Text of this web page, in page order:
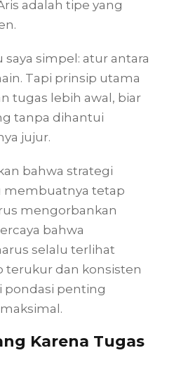
adalah tipe yang
simpel: atur antara
Tapi prinsip utama
tugas lebih awal, biar
tanpa dihantui
jujur.
bahwa strategi
membuatnya tetap
mengorbankan
bahwa
selalu terlihat
dan konsisten
pondasi penting
Karena Tugas